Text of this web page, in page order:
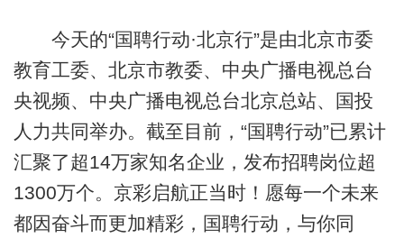
今天的“国聘行动·北京行”是由北京市委
教育工委、北京市教委、中央广播电视总台
央视频、中央广播电视总台北京总站、国投
人力共同举办。截至目前，“国聘行动”已累计
汇聚了超14万家知名企业，发布招聘岗位超
1300万个。京彩启航正当时！愿每一个未来
都因奋斗而更加精彩，国聘行动，与你同